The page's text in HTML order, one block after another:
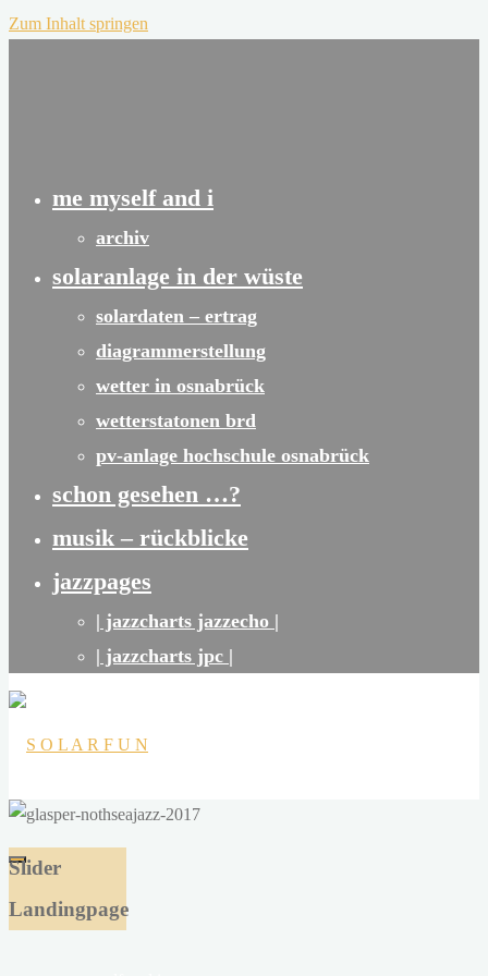
Zum Inhalt springen
me myself and i
archiv
solaranlage in der wüste
solardaten – ertrag
diagrammerstellung
wetter in osnabrück
wetterstatonen brd
pv-anlage hochschule osnabrück
schon gesehen …?
musik – rückblicke
jazzpages
| jazzcharts jazzecho |
| jazzcharts jpc |
S
O
L
Slider
Landingpage